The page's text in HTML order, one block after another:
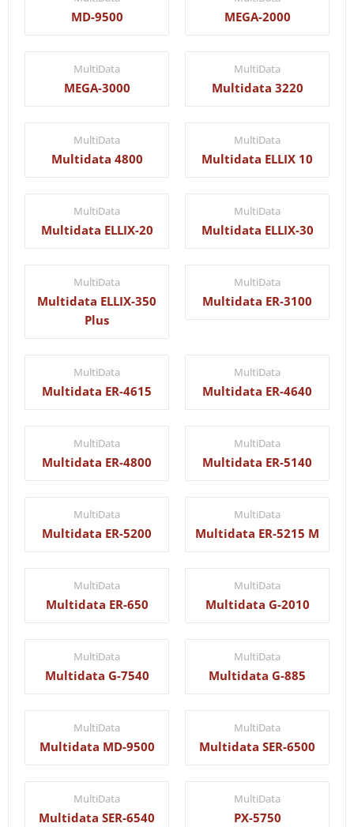
MD-9500 MEGA-2000
MultiData
MEGA-3000
MultiData
Multidata 3220
MultiData
Multidata 4800
MultiData
Multidata ELLIX 10
MultiData
Multidata ELLIX-20
MultiData
Multidata ELLIX-30
MultiData
Multidata ELLIX-350
Plus
MultiData
Multidata ER-3100
MultiData
Multidata ER-4615
MultiData
Multidata ER-4640
MultiData
Multidata ER-4800
MultiData
Multidata ER-5140
MultiData
Multidata ER-5200
MultiData
Multidata ER-5215 M
MultiData
Multidata ER-650
MultiData
Multidata G-2010
MultiData
Multidata G-7540
MultiData
Multidata G-885
MultiData
Multidata MD-9500
MultiData
Multidata SER-6500
MultiData
Multidata SER-6540
MultiData
PX-5750